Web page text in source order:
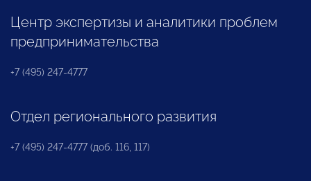
Центр экспертизы и аналитики проблем
предпринимательства
+7 (495) 247-4777
Отдел регионального развития
+7 (495) 247-4777 (доб. 116, 117)